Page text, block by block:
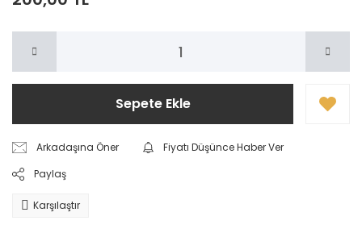
Sepete Ekle
Arkadaşına Öner
Fiyatı Düşünce Haber Ver
Paylaş
Karşılaştır